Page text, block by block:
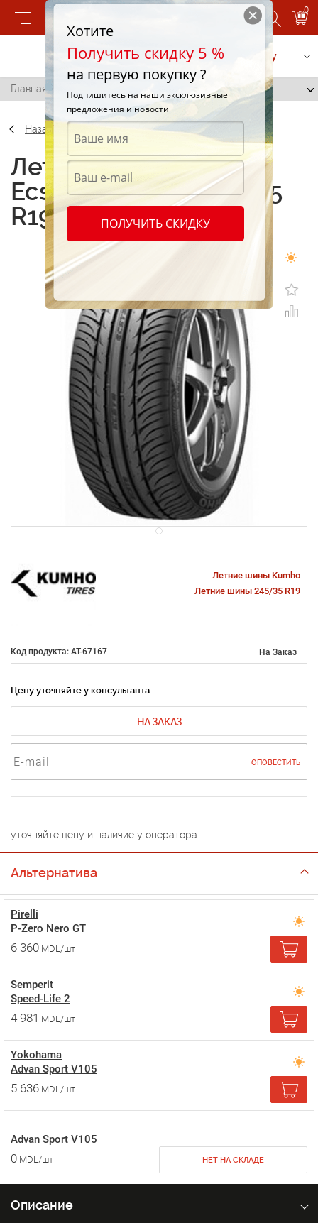
0
Позвонить Заказать услугу
Главная / Kumho Ecsta SPT KU31 245/35 R19 93Y
Назад
Летние шины Kumho
Ecsta SPT KU31 245/35
R19 93Y
Летние шины Kumho
Летние шины 245/35 R19
Код продукта: AT-67167 На Заказ
Цену уточняйте у консультанта
НА ЗАКАЗ
ОПОВЕСТИТЬ
уточняйте цену и наличие у оператора
Альтернатива
Pirelli
P-Zero Nero GT
6 360 MDL/шт
Semperit
Speed-Life 2
4 981 MDL/шт
Yokohama
Advan Sport V105
5 636 MDL/шт
Advan Sport V105
0 MDL/шт НЕТ НА СКЛАДЕ
Описание
Хотите
Получить скидку 5 %
на первую покупку ?
Подпишитесь на наши эксклюзивные
предложения и новости
ПОЛУЧИТЬ СКИДКУ